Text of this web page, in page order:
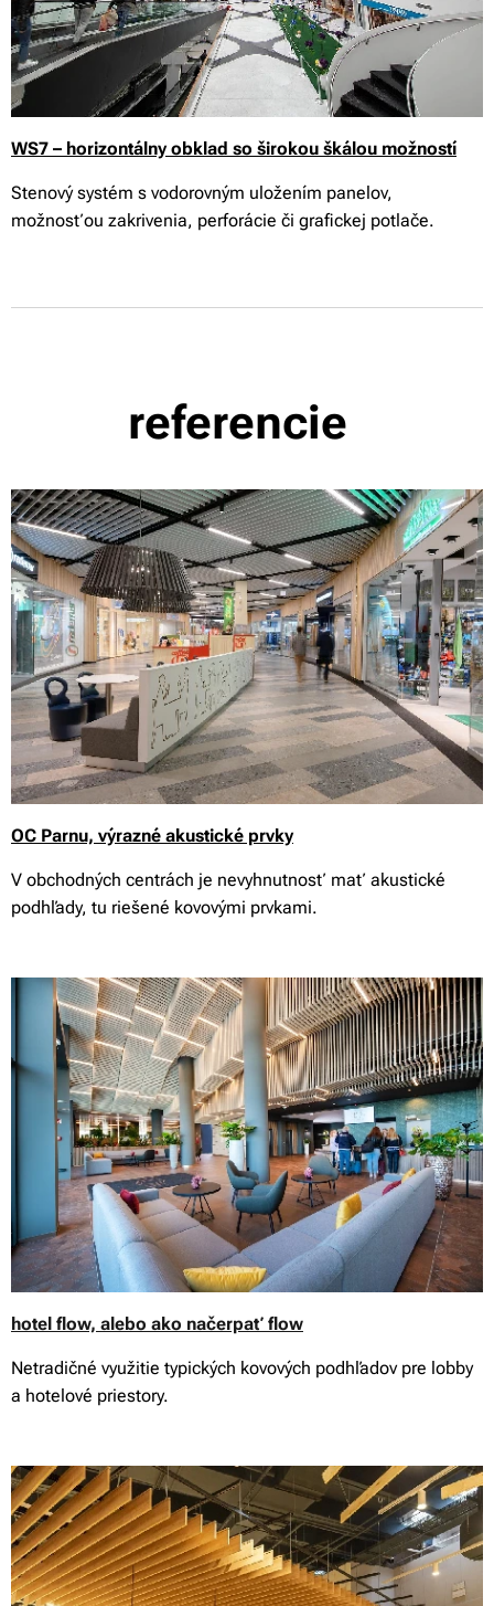
WS7 – horizontálny obklad so širokou škálou možností
Stenový systém s vodorovným uložením panelov,
možnosťou zakrivenia, perforácie či grafickej potlače.
referencie
OC Parnu, výrazné akustické prvky
V obchodných centrách je nevyhnutnosť mať akustické
podhľady, tu riešené kovovými prvkami.
hotel flow, alebo ako načerpať flow
Netradičné využitie typických kovových podhľadov pre lobby
a hotelové priestory.